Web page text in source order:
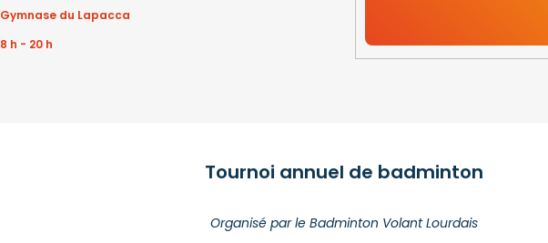
Gymnase du Lapacca
8 h - 20 h
Tournoi annuel de badminton
Organisé par le Badminton Volant Lourdais